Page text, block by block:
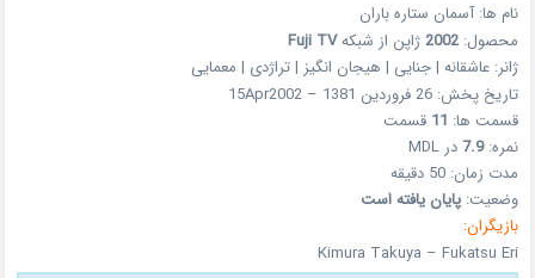
نام ها: آسمان ستاره باران
محصول:2002ژاپن از شبکهFuji TV
ژانر: عاشقانه | جنایی | هیجان انگیز | تراژدی | معمایی
تاریخ پخش: 26 فروردین 1381 – 15Apr2002
قسمت ها: 11 قسمت
نمره:7.9در MDL
مدت زمان: 50 دقیقه
وضعیت:پایان یافته است
بازیگران:
Kimura Takuya – Fukatsu Eri